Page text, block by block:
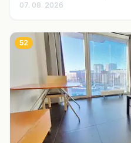
07. 08. 2026
52